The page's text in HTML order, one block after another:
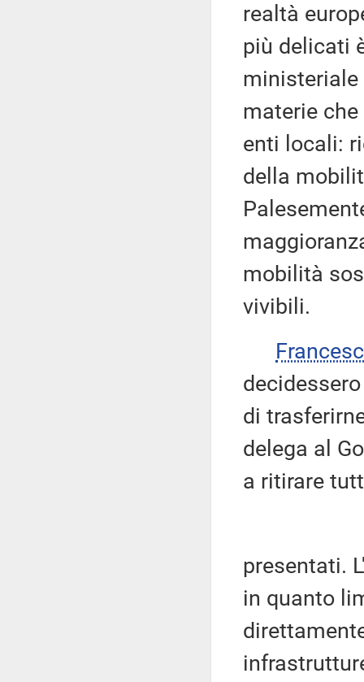
realtà
più delicati
ministeriale
materie
enti locali:
della
mobilità
vivibili.
di
delega al
a ritirare
presentati.
in quanto